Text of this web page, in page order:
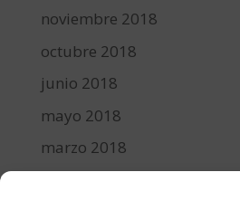
noviembre 2018
octubre 2018
junio 2018
mayo 2018
marzo 2018